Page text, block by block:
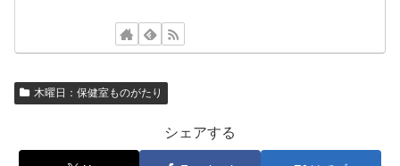
木曜日：保健室ものがたり
シェアする